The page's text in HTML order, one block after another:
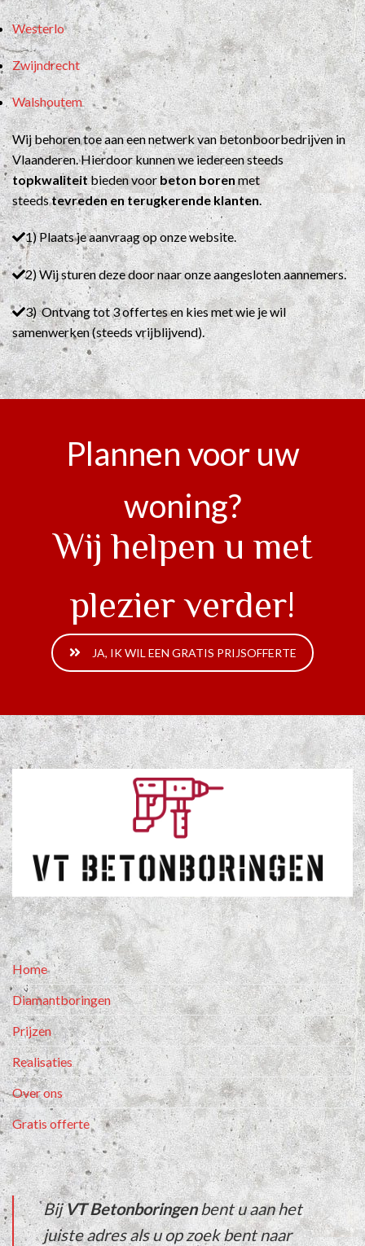
Westerlo
Zwijndrecht
Walshoutem
Wij behoren toe aan een netwerk van betonboorbedrijven in
Vlaanderen. Hierdoor kunnen we iedereen steeds
topkwaliteitbieden voorbeton borenmet
steedstevreden en terugkerende klanten
1) Plaats je aanvraag op onze website.
2) Wij sturen deze door naar onze aangesloten aannemers.
3) Ontvang tot 3 offertes en kies met wie je wil
samenwerken (steeds vrijblijvend).
Plannen voor uw
woning?
Wij helpen u met
plezier verder!
JA, IK WIL EEN GRATIS PRIJSOFFERTE
Home
Diamantboringen
Prijzen
Realisaties
Over ons
Gratis offerte
BijVT Betonboringenbent u aan het
juiste adres als u op zoek bent naar